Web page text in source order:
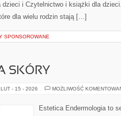
i Czytelnictwo i książki dla
dla wielu rodzin stają […]
SPONSOROWANE
SKÓRY
LUT - 15 - 2026 MOŻLIWOŚĆ
Estetica Endermologia to